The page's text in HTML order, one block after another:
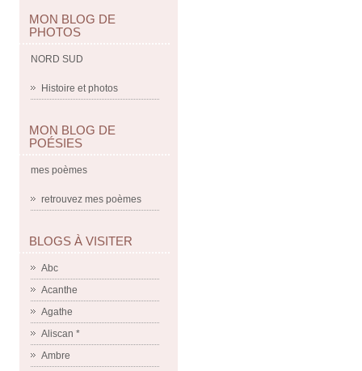
MON BLOG DE
PHOTOS
NORD SUD
Histoire et photos
MON BLOG DE
POÉSIES
mes poèmes
retrouvez mes poèmes
BLOGS À VISITER
Abc
Acanthe
Agathe
Aliscan *
Ambre